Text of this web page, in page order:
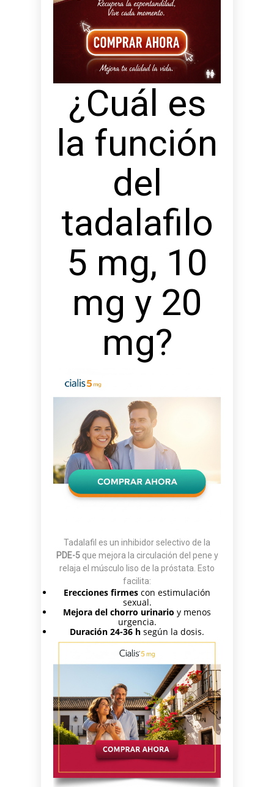
¿Cuál es
la función
del
tadalafilo
5 mg, 10
mg y 20
mg?
Tadalafil es un inhibidor selectivo de la
PDE-5que mejora la circulación del pene y
relaja el músculo liso de la próstata. Esto
facilita:
Erecciones firmes con estimulación
sexual.
Mejora del chorro urinario y menos
urgencia.
Duración 24-36 h según la dosis.